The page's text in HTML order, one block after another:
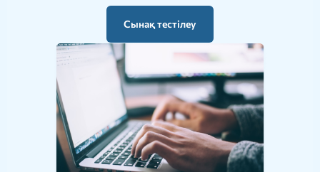
Сынақ тестілеу